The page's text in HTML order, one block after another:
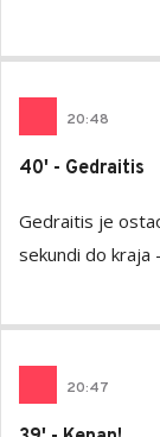
20:48
40' - Gedraitis
Gedraitis je
sekundi do kraja
20:47